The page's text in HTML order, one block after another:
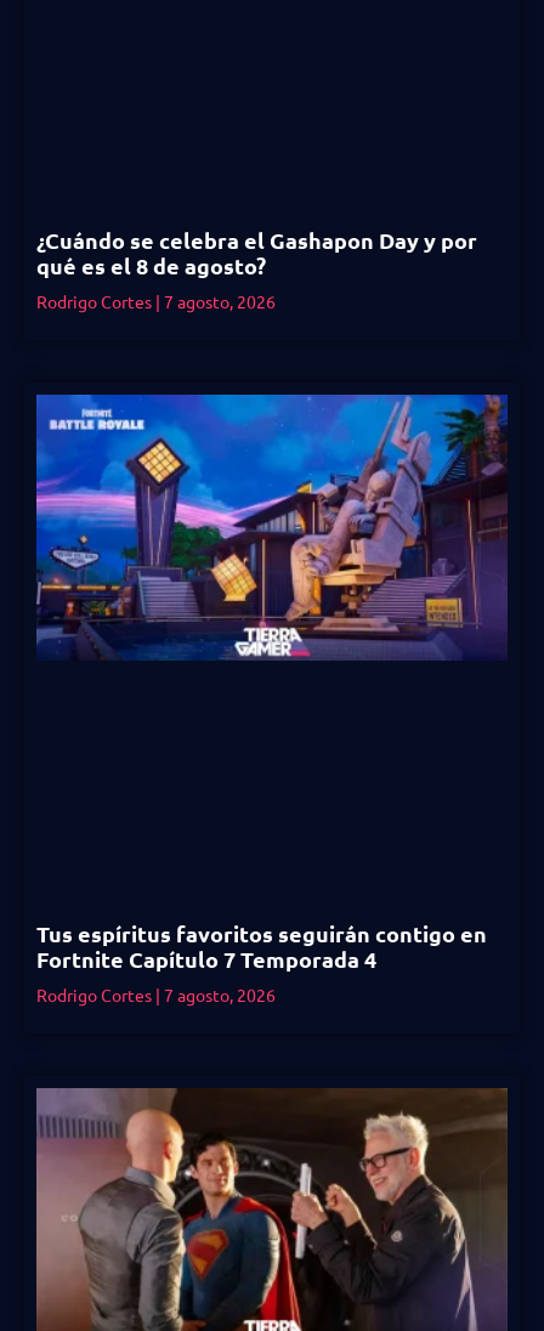
¿Cuándo se celebra el Gashapon Day y por
qué es el 8 de agosto?
Rodrigo Cortes 7 agosto, 2026
Tus espíritus favoritos seguirán contigo en
Fortnite Capítulo 7 Temporada 4
Rodrigo Cortes 7 agosto, 2026